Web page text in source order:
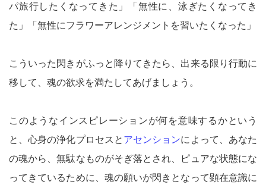
パ旅行したくなってきた」「無性に、泳ぎたくなってき
た」「無性にフラワーアレンジメントを習いたくなった」
こういった閃きがふっと降りてきたら、出来る限り行動に
移して、魂の欲求を満たしてあげましょう。
このようなインスピレーションが何を意味するかという
と、心身の浄化プロセスと アセンションによって、あなた
の魂から、無駄なものがそぎ落とされ、ピュアな状態にな
ってきているために、魂の願いが閃きとなって顕在意識に